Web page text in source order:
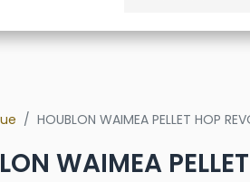
HOUBLON WAIMEA PELLET HOP
WAIMEA PELLET